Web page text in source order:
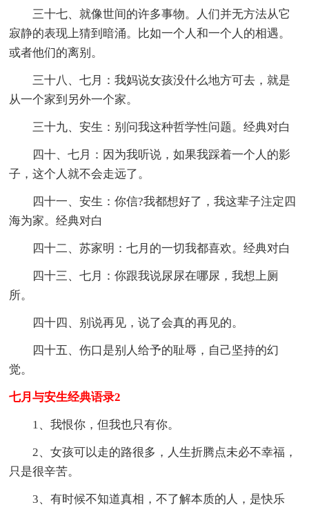
三十七、就像世间的许多事物。人们并无方法从它
寂静的表现上猜到暗涌。比如一个人和一个人的相遇。
或者他们的离别。
三十八、七月：我妈说女孩没什么地方可去，就是
从一个家到另外一个家。
三十九、安生：别问我这种哲学性问题。经典对白
四十、七月：因为我听说，如果我踩着一个人的影
子，这个人就不会走远了。
四十一、安生：你信?我都想好了，我这辈子注定四
海为家。经典对白
四十二、苏家明：七月的一切我都喜欢。经典对白
四十三、七月：你跟我说尿尿在哪尿，我想上厕
所。
四十四、别说再见，说了会真的再见的。
四十五、伤口是别人给予的耻辱，自己坚持的幻
觉。
七月与安生经典语录2
1、我恨你，但我也只有你。
2、女孩可以走的路很多，人生折腾点未必不幸福，
只是很辛苦。
3、有时候不知道真相，不了解本质的人，是快乐